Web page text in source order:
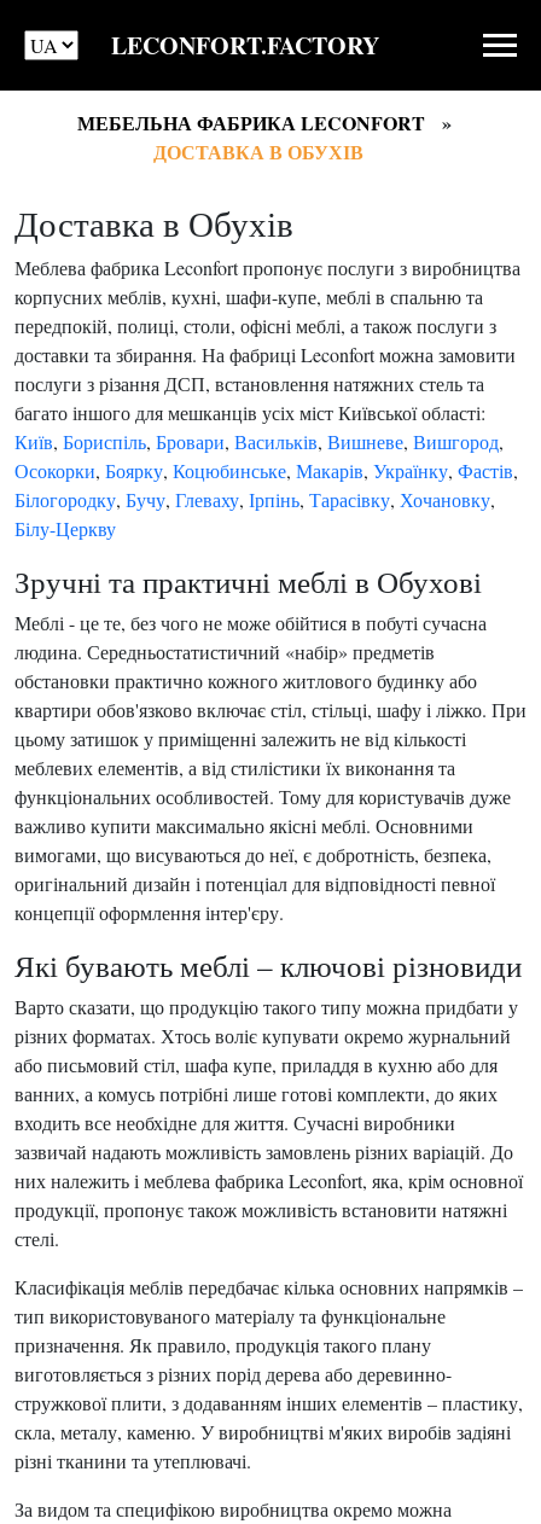
LECONFORT.FACTORY
МЕБЕЛЬНА ФАБРИКА LECONFORT
ДОСТАВКА В ОБУХІВ
Доставка в Обухів
Меблева фабрика Leconfort пропонує послуги з виробництва
корпусних меблів, кухні, шафи-купе, меблі в спальню та
передпокій, полиці, столи, офісні меблі, а також послуги з
доставки та збирання. На фабриці Leconfort можна замовити
послуги з різання ДСП, встановлення натяжних стель та
багато іншого для мешканців усіх міст Київської області:
Київ, Бориспіль, Бровари, Васильків, Вишневе, Вишгород,
Осокорки, Боярку, Коцюбинське, Макарів, Українку, Фастів,
Білогородку, Бучу, Глеваху, Ірпінь, Тарасівку, Хочановку,
Білу-Церкву
Зручні та практичні меблі в Обухові
Меблі - це те, без чого не може обійтися в побуті сучасна
людина. Середньостатистичний «набір» предметів
обстановки практично кожного житлового будинку або
квартири обов'язково включає стіл, стільці, шафу і ліжко. При
цьому затишок у приміщенні залежить не від кількості
меблевих елементів, а від стилістики їх виконання та
функціональних особливостей. Тому для користувачів дуже
важливо купити максимально якісні меблі. Основними
вимогами, що висуваються до неї, є добротність, безпека,
оригінальний дизайн і потенціал для відповідності певної
концепції оформлення інтер'єру.
Які бувають меблі – ключові різновиди
Варто сказати, що продукцію такого типу можна придбати у
різних форматах. Хтось воліє купувати окремо журнальний
або письмовий стіл, шафа купе, приладдя в кухню або для
ванних, а комусь потрібні лише готові комплекти, до яких
входить все необхідне для життя. Сучасні виробники
зазвичай надають можливість замовлень різних варіацій. До
них належить і меблева фабрика Leconfort, яка, крім основної
продукції, пропонує також можливість встановити натяжні
стелі.
Класифікація меблів передбачає кілька основних напрямків –
тип використовуваного матеріалу та функціональне
призначення. Як правило, продукція такого плану
виготовляється з різних порід дерева або деревинно-
стружкової плити, з додаванням інших елементів – пластику,
скла, металу, каменю. У виробництві м'яких виробів задіяні
різні тканини та утеплювачі.
За видом та специфікою виробництва окремо можна